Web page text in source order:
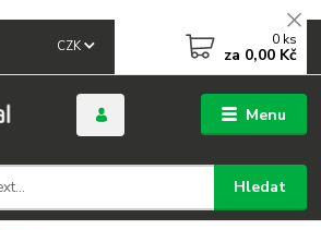
Menu
CZK
Hledat
0 ks
za 0,00 Kč